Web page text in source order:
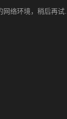
网络环境，稍后再试...